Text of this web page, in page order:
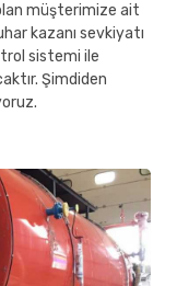
müşterimize ait
kazanı sevkiyatı
sistemi ile
Şimdiden